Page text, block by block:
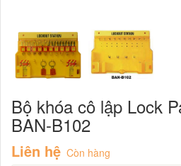
Bộ khóa cô lập Lock
BAN-B102
Liên hệ Còn hàng